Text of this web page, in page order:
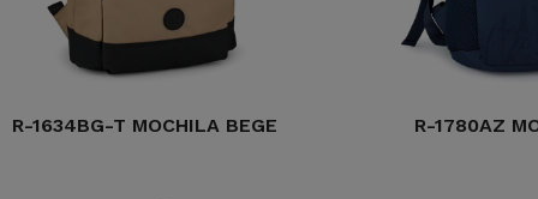
R-1634BG-T MOCHILA BEGE R-1780AZ